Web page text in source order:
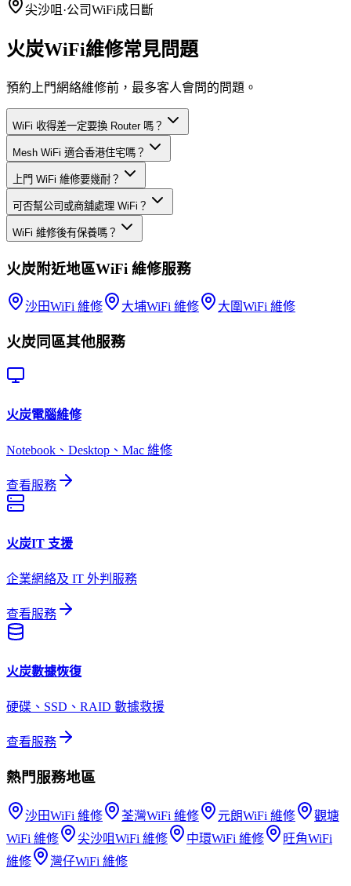
尖沙咀 ·公司WiFi成日斷
火炭WiFi維修常見問題
預約上門網絡維修前，最多客人會問的問題。
WiFi 收得差一定要換 Router 嗎？
Mesh WiFi 適合香港住宅嗎？
上門 WiFi 維修要幾耐？
可否幫公司或商舖處理 WiFi？
WiFi 維修後有保養嗎？
火炭附近地區WiFi 維修服務
沙田WiFi 維修 大埔WiFi 維修 大圍WiFi 維修
火炭同區其他服務
火炭電腦維修
Notebook、Desktop、Mac 維修
查看服務
火炭IT 支援
企業網絡及 IT 外判服務
查看服務
火炭數據恢復
硬碟、SSD、RAID 數據救援
查看服務
熱門服務地區
沙田WiFi 維修 荃灣WiFi 維修 元朗WiFi 維修
觀塘
WiFi 維修
尖沙咀WiFi 維修 中環WiFi 維修 旺角WiFi
維修
灣仔WiFi 維修